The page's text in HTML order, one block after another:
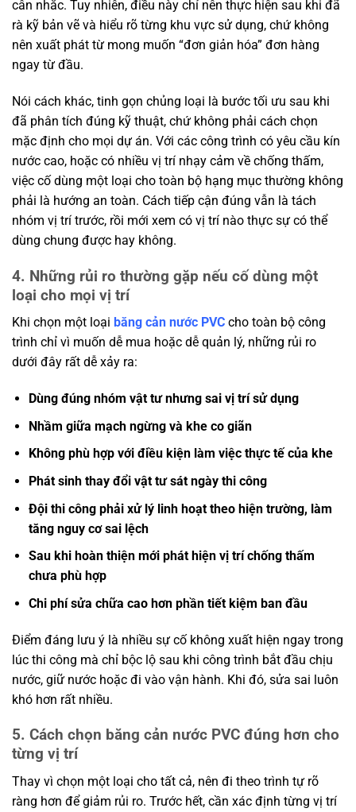
cân nhắc. Tuy nhiên, điều này chỉ nên thực hiện sau khi đã
rà kỹ bản vẽ và hiểu rõ từng khu vực sử dụng, chứ không
nên xuất phát từ mong muốn “đơn giản hóa” đơn hàng
ngay từ đầu.
Nói cách khác, tinh gọn chủng loại là bước tối ưu sau khi
đã phân tích đúng kỹ thuật, chứ không phải cách chọn
mặc định cho mọi dự án. Với các công trình có yêu cầu kín
nước cao, hoặc có nhiều vị trí nhạy cảm về chống thấm,
việc cố dùng một loại cho toàn bộ hạng mục thường không
phải là hướng an toàn. Cách tiếp cận đúng vẫn là tách
nhóm vị trí trước, rồi mới xem có vị trí nào thực sự có thể
dùng chung được hay không.
4. Những rủi ro thường gặp nếu cố dùng một
loại cho mọi vị trí
Khi chọn một loại băng cản nước PVC cho toàn bộ công
trình chỉ vì muốn dễ mua hoặc dễ quản lý, những rủi ro
dưới đây rất dễ xảy ra:
Dùng đúng nhóm vật tư nhưng sai vị trí sử dụng
Nhầm giữa mạch ngừng và khe co giãn
Không phù hợp với điều kiện làm việc thực tế của khe
Phát sinh thay đổi vật tư sát ngày thi công
Đội thi công phải xử lý linh hoạt theo hiện trường, làm
tăng nguy cơ sai lệch
Sau khi hoàn thiện mới phát hiện vị trí chống thấm
chưa phù hợp
Chi phí sửa chữa cao hơn phần tiết kiệm ban đầu
Điểm đáng lưu ý là nhiều sự cố không xuất hiện ngay trong
lúc thi công mà chỉ bộc lộ sau khi công trình bắt đầu chịu
nước, giữ nước hoặc đi vào vận hành. Khi đó, sửa sai luôn
khó hơn rất nhiều.
5. Cách chọn băng cản nước PVC đúng hơn cho
từng vị trí
Thay vì chọn một loại cho tất cả, nên đi theo trình tự rõ
ràng hơn để giảm rủi ro. Trước hết, cần xác định từng vị trí